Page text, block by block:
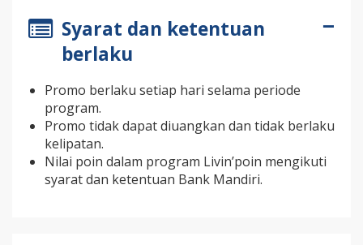
Syarat dan ketentuan
berlaku
Promo berlaku setiap hari selama periode
program.
Promo tidak dapat diuangkan dan tidak berlaku
kelipatan.
Nilai poin dalam program Livin’poin mengikuti
syarat dan ketentuan Bank Mandiri.